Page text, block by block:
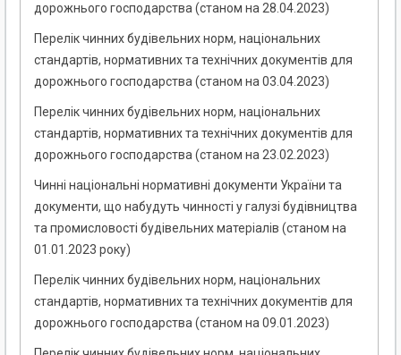
дорожнього господарства (станом на 28.04.2023)
Перелік чинних будівельних норм, національних
стандартів, нормативних та технічних документів для
дорожнього господарства (станом на 03.04.2023)
Перелік чинних будівельних норм, національних
стандартів, нормативних та технічних документів для
дорожнього господарства (станом на 23.02.2023)
Чинні національні нормативні документи України та
документи, що набудуть чинності у галузі будівництва
та промисловості будівельних матеріалів (станом на
01.01.2023 року)
Перелік чинних будівельних норм, національних
стандартів, нормативних та технічних документів для
дорожнього господарства (станом на 09.01.2023)